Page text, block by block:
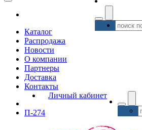
Каталог
Распродажа
Новости
О компании
Партнеры
Доставка
Контакты
Личный кабинет
П-274